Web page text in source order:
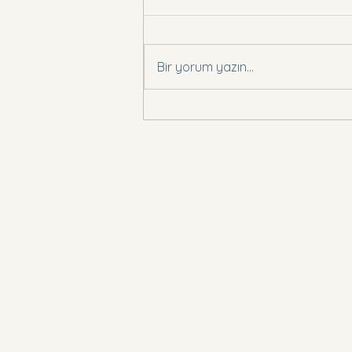
Bir yorum yazın...